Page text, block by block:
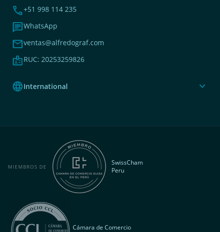
phone+51 998 114 235
chatWhatsApp
mailventas@alfredograf.com
badgeRUC: 20253259826
languageInternational expand_more
MIEMBROS DE
SwissCham
Peru
Cámara de Comercio